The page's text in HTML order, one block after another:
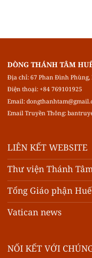
DÒNG THÁNH TÂM
Địa chỉ: 67 Phan Đình Phùng,
Điện thoại: +84 769101925
Email:
Email Truyền Thông:
LIÊN KẾT WEBSITE
Thư viện Thánh
Tổng Giáo phận Huế
Vatican news
NỐI KẾT VỚI